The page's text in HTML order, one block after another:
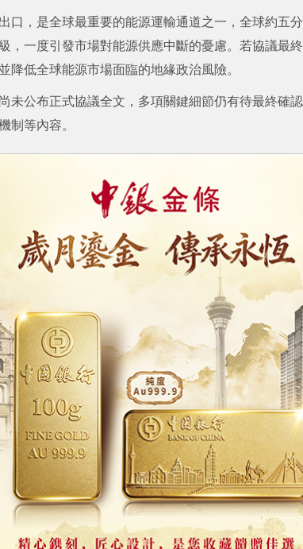
口，是全球最重要的能源運輸通道之一，全球約五
，一度引發市場對能源供應中斷的憂慮。若協議最
降低全球能源市場面臨的地緣政治風險。
未公布正式協議全文，多項關鍵細節仍有待最終確
制等內容。